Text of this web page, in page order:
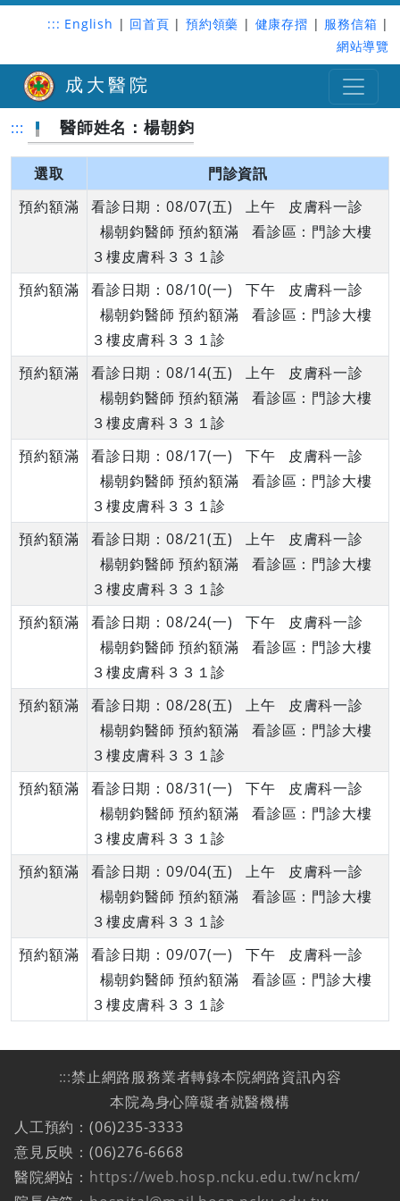
::: English | 回首頁 | 預約領藥 | 健康存摺 | 服務信箱 |
網站導覽
成大醫院
::: 醫師姓名：楊朝鈞
選取
門診資訊
預約額滿
看診日期：08/07(五) 上午 皮膚科一診
楊朝鈞醫師 預約額滿 看診區：門診大樓
３樓皮膚科３３１診
預約額滿
看診日期：08/10(一) 下午 皮膚科一診
楊朝鈞醫師 預約額滿 看診區：門診大樓
３樓皮膚科３３１診
預約額滿
看診日期：08/14(五) 上午 皮膚科一診
楊朝鈞醫師 預約額滿 看診區：門診大樓
３樓皮膚科３３１診
預約額滿
看診日期：08/17(一) 下午 皮膚科一診
楊朝鈞醫師 預約額滿 看診區：門診大樓
３樓皮膚科３３１診
預約額滿
看診日期：08/21(五) 上午 皮膚科一診
楊朝鈞醫師 預約額滿 看診區：門診大樓
３樓皮膚科３３１診
預約額滿
看診日期：08/24(一) 下午 皮膚科一診
楊朝鈞醫師 預約額滿 看診區：門診大樓
３樓皮膚科３３１診
預約額滿
看診日期：08/28(五) 上午 皮膚科一診
楊朝鈞醫師 預約額滿 看診區：門診大樓
３樓皮膚科３３１診
預約額滿
看診日期：08/31(一) 下午 皮膚科一診
楊朝鈞醫師 預約額滿 看診區：門診大樓
３樓皮膚科３３１診
預約額滿
看診日期：09/04(五) 上午 皮膚科一診
楊朝鈞醫師 預約額滿 看診區：門診大樓
３樓皮膚科３３１診
預約額滿
看診日期：09/07(一) 下午 皮膚科一診
楊朝鈞醫師 預約額滿 看診區：門診大樓
３樓皮膚科３３１診
:::禁止網路服務業者轉錄本院網路資訊內容
本院為身心障礙者就醫機構
人工預約：(06)235-3333
意見反映：(06)276-6668
醫院網站： https://web.hosp.ncku.edu.tw/nckm/